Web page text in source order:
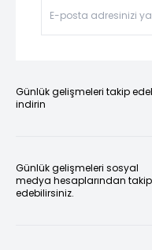
Günlük gelişmeleri takip
indirin
Günlük gelişmeleri sosyal
medya hesaplarından takip
edebilirsiniz.